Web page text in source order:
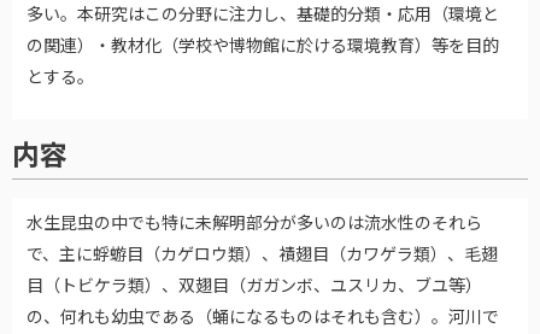
多い。本研究はこの分野に注力し、基礎的分類・応用（環境と
の関連）・教材化（学校や博物館に於ける環境教育）等を目的
とする。
内容
水生昆虫の中でも特に未解明部分が多いのは流水性のそれら
で、主に蜉蝣目（カゲロウ類）、襀翅目（カワゲラ類）、毛翅
目（トビケラ類）、双翅目（ガガンボ、ユスリカ、ブユ等）
の、何れも幼虫である（蛹になるものはそれも含む）。河川で